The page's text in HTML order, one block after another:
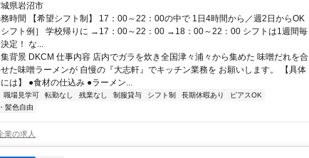
県岩沼市
時間 【希望シフト制】 17：00～22：00の中で 1日4時間から／週2日からOK
シフト例］ 学校帰りに →17：00～22：00 →18：00～22：00 シフトは1週間毎
定！ な...
背景 DKCM 仕事内容 店内でガラを炊き全国津々浦々から集めた 味噌だれを合
た味噌ラーメンが 自慢の『大志軒』でキッチン業務を お願いします。 【具体
は】 ●食材の仕込み ●ラーメン...
職場見学可 転勤なし 残業なし 制服貸与 シフト制 長期休暇あり
ピアスOK
髪色自由
業の求人